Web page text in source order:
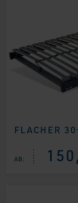
FLACHER
AB: